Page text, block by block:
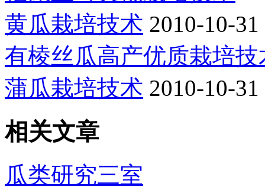
黄瓜栽培技术 2010-10-31
有棱丝瓜高产优质栽培技
蒲瓜栽培技术 2010-10-31
相关文章
瓜类研究三室